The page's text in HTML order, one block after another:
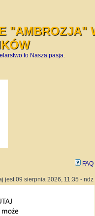
"AMBROZJA"
to Nasza pasja.
FAQ
jest 09 sierpnia 2026, 11:35 - ndz